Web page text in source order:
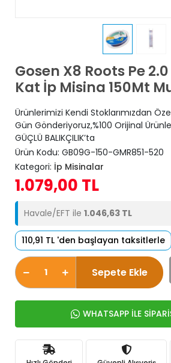
Gosen X8 Roots Pe
Kat İp Misina 150Mt
Ürünlerimizi Kendi Stoklarımızdan
Gün Gönderiyoruz,%100 Orijinal
GÜÇLÜ BALIKÇILIK’ta
Ürün Kodu: GB09G-150-GMR851-520
Kategori: İp Misinalar
1.079,00 TL
Havale/EFT ile 1.046,63 TL
110,91 TL 'den başlayan taksitlerle
Sepete Ekle
WHATSAPP İLE